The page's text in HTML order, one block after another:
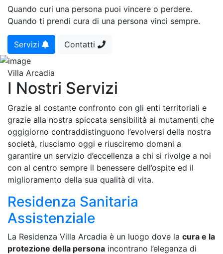
Quando curi una persona puoi vincere o perdere.
Quando ti prendi cura di una persona vinci sempre.
Servizi Contatti
Villa Arcadia
I Nostri Servizi
Grazie al costante confronto con gli enti territoriali e
grazie alla nostra spiccata sensibilità ai mutamenti che
oggigiorno contraddistinguono l’evolversi della nostra
società, riusciamo oggi e riusciremo domani a
garantire un servizio d’eccellenza a chi si rivolge a noi
con al centro sempre il benessere dell’ospite ed il
miglioramento della sua qualità di vita.
Residenza Sanitaria
Assistenziale
La Residenza Villa Arcadia è un luogo dove la cura e la
protezione della persona incontrano l’eleganza di